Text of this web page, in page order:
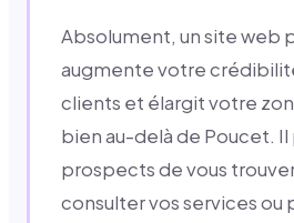
Absolument, un site web
augmente votre
clients et élargit votre
bien au-delà de Poucet.
prospects de vous
consulter vos services ou